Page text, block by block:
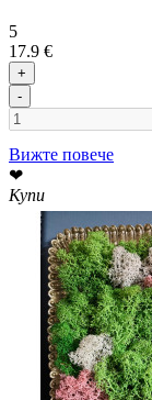
5
17.9 €
+
-
Вижте повече
❤
Купи